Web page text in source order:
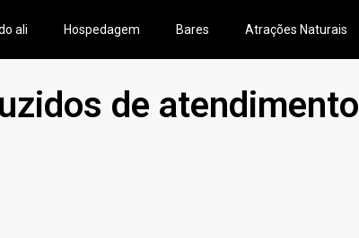
ali Hospedagem Bares Atrações Naturais
de atendimento